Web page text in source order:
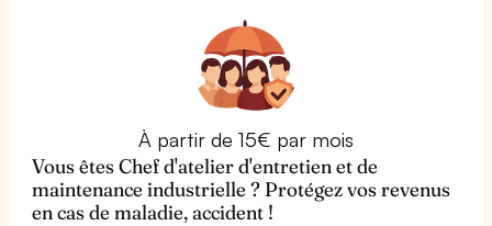
À partir de 15€ par mois
Vous êtes Chef d'atelier d'entretien et de
maintenance industrielle ? Protégez vos revenus
en cas de maladie, accident !